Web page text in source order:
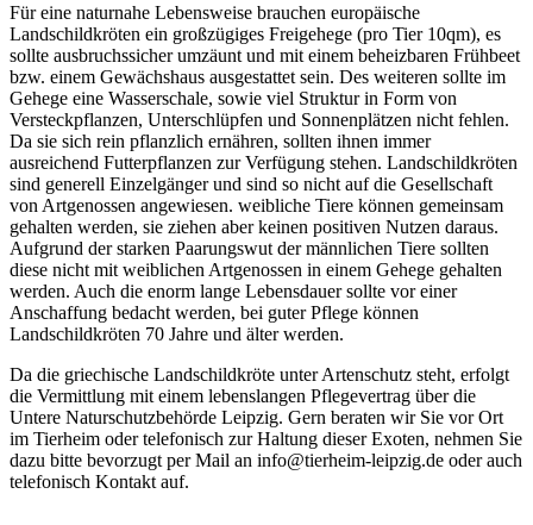
Für eine naturnahe Lebensweise brauchen europäische
Landschildkröten ein großzügiges Freigehege (pro Tier 10qm), es
sollte ausbruchssicher umzäunt und mit einem beheizbaren Frühbeet
bzw. einem Gewächshaus ausgestattet sein. Des weiteren sollte im
Gehege eine Wasserschale, sowie viel Struktur in Form von
Versteckpflanzen, Unterschlüpfen und Sonnenplätzen nicht fehlen.
Da sie sich rein pflanzlich ernähren, sollten ihnen immer
ausreichend Futterpflanzen zur Verfügung stehen. Landschildkröten
sind generell Einzelgänger und sind so nicht auf die Gesellschaft
von Artgenossen angewiesen. weibliche Tiere können gemeinsam
gehalten werden, sie ziehen aber keinen positiven Nutzen daraus.
Aufgrund der starken Paarungswut der männlichen Tiere sollten
diese nicht mit weiblichen Artgenossen in einem Gehege gehalten
werden. Auch die enorm lange Lebensdauer sollte vor einer
Anschaffung bedacht werden, bei guter Pflege können
Landschildkröten 70 Jahre und älter werden.
Da die griechische Landschildkröte unter Artenschutz steht, erfolgt
die Vermittlung mit einem lebenslangen Pflegevertrag über die
Untere Naturschutzbehörde Leipzig. Gern beraten wir Sie vor Ort
im Tierheim oder telefonisch zur Haltung dieser Exoten, nehmen Sie
dazu bitte bevorzugt per Mail an info@tierheim-leipzig.de oder auch
telefonisch Kontakt auf.